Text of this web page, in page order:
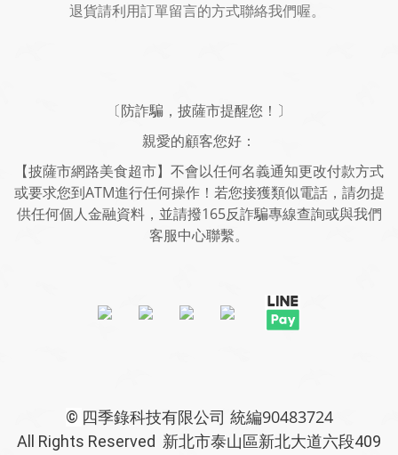
退貨請利用訂單留言的方式聯絡我們喔。
〔防詐騙，披薩市提醒您！〕
親愛的顧客您好：
【披薩市網路美食超市】不會以任何名義通知更改付款方式
或要求您到ATM進行任何操作！若您接獲類似電話，請勿提
供任何個人金融資料，並請撥165反詐騙專線查詢或與我們
客服中心聯繫。
© 四季錄科技有限公司 統編90483724
All Rights Reserved 新北市泰山區新北大道六段409